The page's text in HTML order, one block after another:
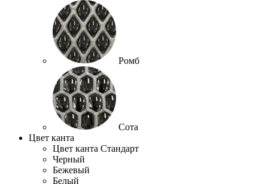
Ромб
Сота
Цвет канта
Цвет канта Стандарт
Черный
Бежевый
Белый